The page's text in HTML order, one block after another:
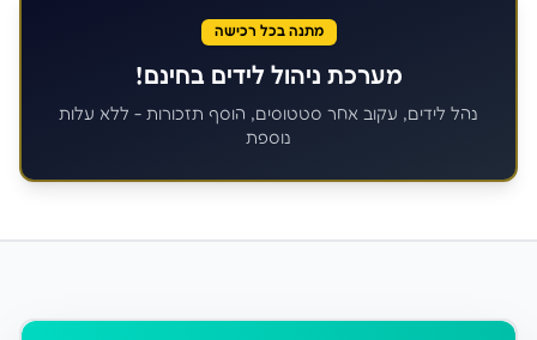
מתנה בכל רכישה
מערכת ניהול לידים בחינם!
נהל לידים, עקוב אחר סטטוסים, הוסף תזכורות - ללא עלות
נוספת